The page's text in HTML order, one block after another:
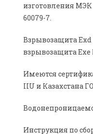
изготовления
60079-7.
Взрывозащита
взрывозащита Exe
Имеются
IIU и Казахстана
Инструкция по